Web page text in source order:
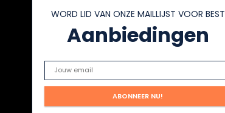
buisvormige
gloeilamp
WORD LID VAN ONZE MAILLIJST VOOR BEST
Aanbiedingen